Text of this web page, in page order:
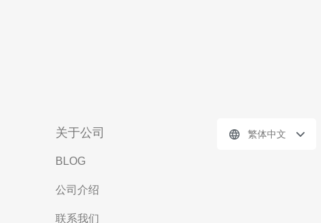
关于公司
BLOG
公司介绍
联系我们
繁体中文